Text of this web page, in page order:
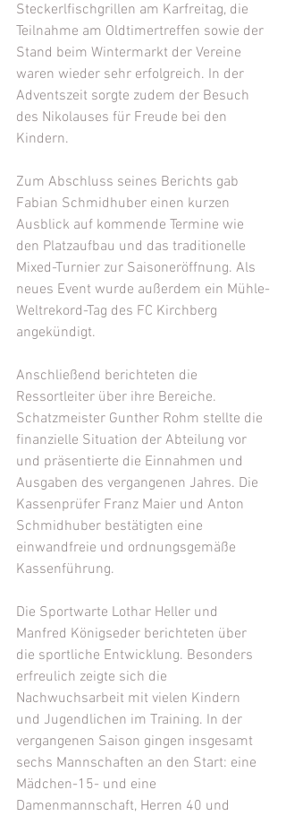
Steckerlfischgrillen am Karfreitag, die
Teilnahme am Oldtimertreffen sowie der
Stand beim Wintermarkt der Vereine
waren wieder sehr erfolgreich. In der
Adventszeit sorgte zudem der Besuch
des Nikolauses für Freude bei den
Kindern.
Zum Abschluss seines Berichts gab
Fabian Schmidhuber einen kurzen
Ausblick auf kommende Termine wie
den Platzaufbau und das traditionelle
Mixed-Turnier zur Saisoneröffnung. Als
neues Event wurde außerdem ein Mühle-
Weltrekord-Tag des FC Kirchberg
angekündigt.
Anschließend berichteten die
Ressortleiter über ihre Bereiche.
Schatzmeister Gunther Rohm stellte die
finanzielle Situation der Abteilung vor
und präsentierte die Einnahmen und
Ausgaben des vergangenen Jahres. Die
Kassenprüfer Franz Maier und Anton
Schmidhuber bestätigten eine
einwandfreie und ordnungsgemäße
Kassenführung.
Die Sportwarte Lothar Heller und
Manfred Königseder berichteten über
die sportliche Entwicklung. Besonders
erfreulich zeigte sich die
Nachwuchsarbeit mit vielen Kindern
und Jugendlichen im Training. In der
vergangenen Saison gingen insgesamt
sechs Mannschaften an den Start: eine
Mädchen-15- und eine
Damenmannschaft, Herren 40 und